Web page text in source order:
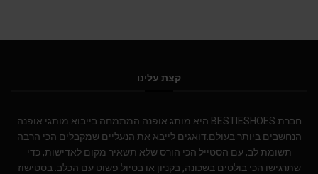
קצת עלינו
חברת BESTIESHOES היא מותג אופנה המתמחה בייבוא מותגי אופנה
הנחשבים ביותר בעולם.דואגים לייבא את הנעליים שמקבלים הכי הרבה
תשומת לב, עם הסטייל הכי הורס שלא תשאיר מקום לאדישות, כדי
שתרגישו הכי בולטים בשכונה, בקניון או בטיול פשוט עם הכלב. בסטישוז